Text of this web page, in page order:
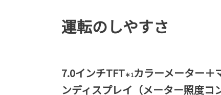
運転のしやすさ
7.0インチTFT＊1カラーメーター＋
ンディスプレイ（メーター照度コ